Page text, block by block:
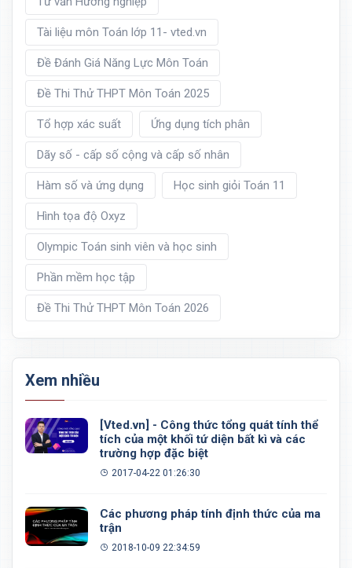
Tài liệu môn Toán lớp 11- vted.vn
Đề Đánh Giá Năng Lực Môn Toán
Đề Thi Thử THPT Môn Toán 2025
Tổ hợp xác suất Ứng dụng tích phân
Dãy số - cấp số cộng và cấp số nhân
Hàm số và ứng dụng Học sinh giỏi Toán 11
Hình tọa độ Oxyz
Olympic Toán sinh viên và học sinh
Phần mềm học tập
Đề Thi Thử THPT Môn Toán 2026
Xem nhiều
[Vted.vn] - Công thức tổng quát tính thể
tích của một khối tứ diện bất kì và các
trường hợp đặc biệt
2017-04-22 01:26:30
Các phương pháp tính định thức của ma
trận
2018-10-09 22:34:59